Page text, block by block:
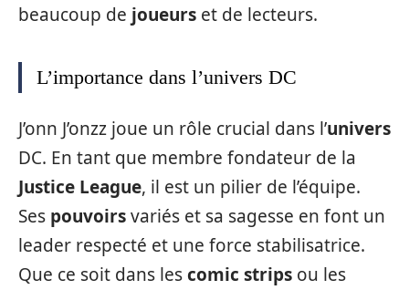
beaucoup de joueurs et de lecteurs.
L’importance dans l’univers DC
J’onn J’onzz joue un rôle crucial dans l’univers
DC. En tant que membre fondateur de la
Justice League, il est un pilier de l’équipe.
Ses pouvoirsvariés et sa sagesse en font un
leader respecté et une force stabilisatrice.
Que ce soit dans lescomic strips ou les